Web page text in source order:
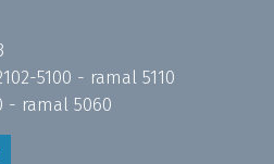
5100 - ramal 5110
- ramal 5060